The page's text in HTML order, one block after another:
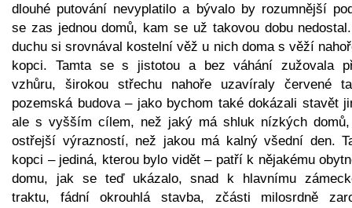
dlouhé putování nevyplatilo a bývalo by rozumnější
se zas jednou domů, kam se už takovou dobu
duchu si srovnával kostelní věž u nich doma s věží
kopci. Tamta se s jistotou a bez váhání zužovala
vzhůru, širokou střechu nahoře uzavíraly červené
pozemská budova – jako bychom také dokázali stavět
ale s vyšším cílem, než jaký má shluk nízkých
ostřejší výrazností, než jakou má kalný všední den.
kopci – jediná, kterou bylo vidět – patří k nějakému
domu, jak se teď ukázalo, snad k hlavnímu
traktu, fádní okrouhlá stavba, zčásti milosrdně